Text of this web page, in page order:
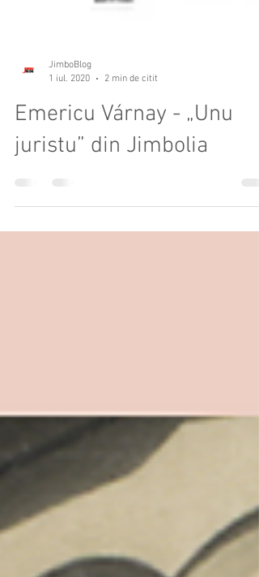
1 iul. 2020
2 min de citit
Emericu Várnay - „Unu